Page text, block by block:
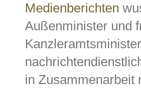
Medienberichten
Außenminister und
in Zusammenarbeit